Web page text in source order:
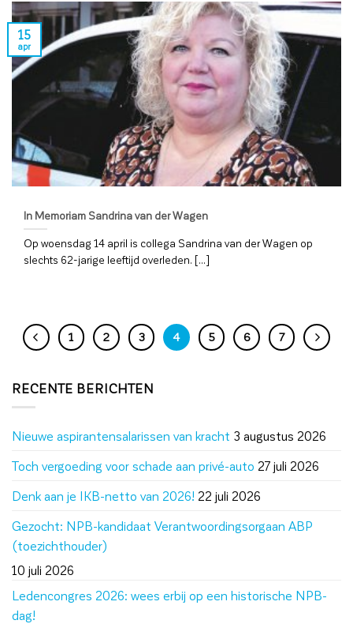
In Memoriam Sandrina van der Wagen
Op woensdag 14 april is collega Sandrina van der Wagen op
slechts 62-jarige leeftijd overleden. [...]
15
apr
1 2 3 4 5 6 7
RECENTE BERICHTEN
Nieuwe aspirantensalarissen van kracht 3 augustus 2026
Toch vergoeding voor schade aan privé-auto 27 juli 2026
Denk aan je IKB-netto van 2026! 22 juli 2026
Gezocht: NPB-kandidaat Verantwoordingsorgaan ABP
(toezichthouder)
10 juli 2026
Ledencongres 2026: wees erbij op een historische NPB-
dag!